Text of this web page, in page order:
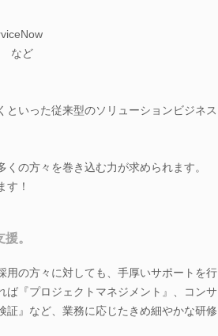
など
いった従来型のソリューションビジネス
の方々を巻き込む力が求められます。
す！
。
用の方々に対しても、手厚いサポートを行
ば『プロジェクトマネジメント』、コンサ
証』など、業務に応じたきめ細やかな研修